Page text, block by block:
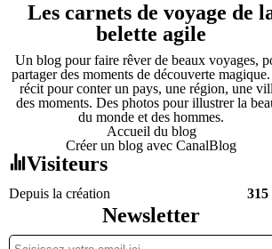
Les carnets de voyage de
belette agile
Un blog pour faire rêver de beaux voyages,
partager des moments de découverte
récit pour conter un pays, une région, une
des moments. Des photos pour illustrer la
du monde et des hommes.
Accueil du blog
Créer un blog avec CanalBlog
Visiteurs
Depuis la création 315
Newsletter